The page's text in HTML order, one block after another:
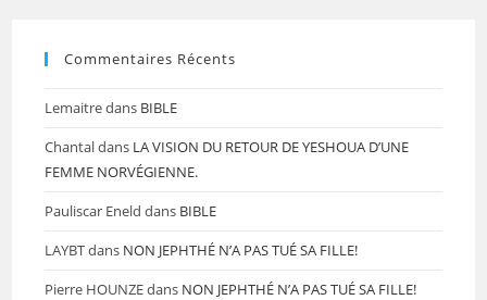
Commentaires Récents
Lemaitredans BIBLE
Chantaldans LA VISION DU RETOUR DE YESHOUA D’UNE
FEMME NORVÉGIENNE.
Pauliscar Eneld dans BIBLE
LAYBTdans NON JEPHTHÉ N’A PAS TUÉ SA FILLE!
Pierre HOUNZEdans NON JEPHTHÉ N’A PAS TUÉ SA FILLE!